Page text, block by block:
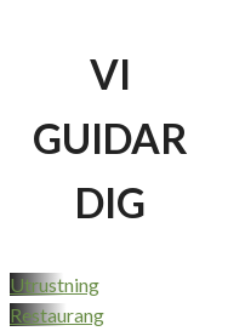
VI
GUIDAR
DIG
Utrustning
Restaurang